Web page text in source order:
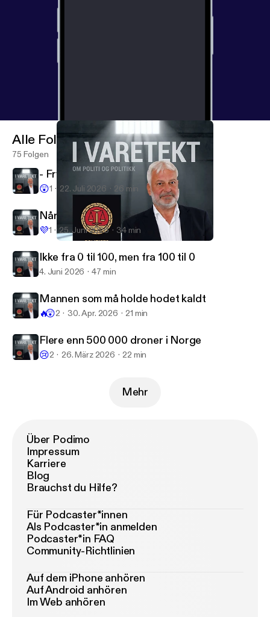
I varetekt - om politi og politikk
Alle Folgen
75 Folgen
- Frykter at 22. juli kan skje igjen
😲1 22. Juli 2026 26 min
Når hatet tar overhånd
💜1 25. Juni 2026 34 min
Ikke fra 0 til 100, men fra 100 til 0
4. Juni 2026 47 min
Mannen som må holde hodet kaldt
🔥😲2 30. Apr. 2026 21 min
Flere enn 500 000 droner i Norge
😢2 26. März 2026 22 min
Mehr
Über Podimo
Impressum
Karriere
Blog
Brauchst du Hilfe?
Für Podcaster*innen
Als Podcaster*in anmelden
Podcaster*in FAQ
Community-Richtlinien
Auf dem iPhone anhören
Auf Android anhören
Im Web anhören